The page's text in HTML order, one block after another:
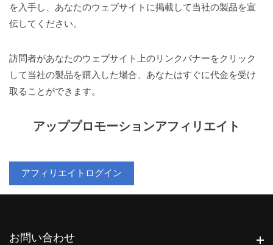
を入手し、あなたのウェブサイトに掲載して当社の製品を宣
伝してください。
訪問者があなたのウェブサイト上のリンクバナーをクリック
して当社の製品を購入した場合、あなたはすぐに代金を受け
取ることができます。
アッププロモーションアフィリエイト
アフィリエイトログイン
お問い合わせ